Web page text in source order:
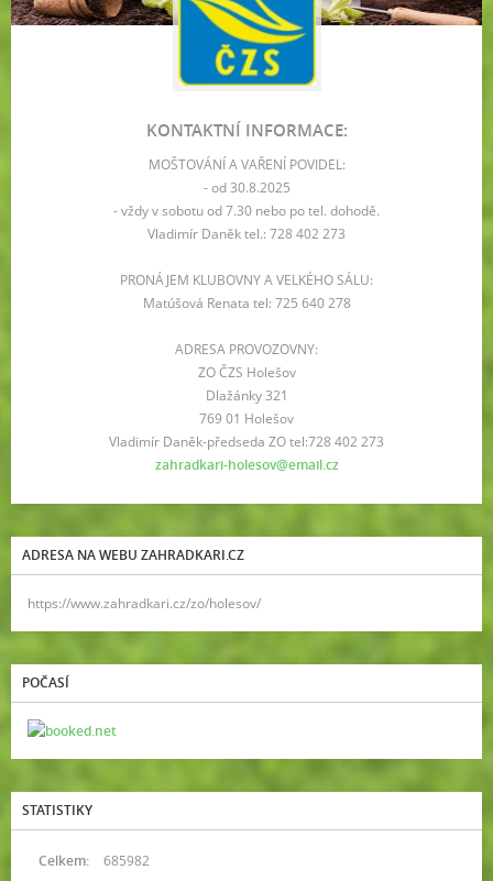
KONTAKTNÍ INFORMACE:
MOŠTOVÁNÍ A VAŘENÍ POVIDEL:
- od 30.8.2025
- vždy v sobotu od 7.30 nebo po tel. dohodě.
Vladimír Daněk tel.: 728 402 273
PRONÁJEM KLUBOVNY A VELKÉHO SÁLU:
Matúšová Renata tel: 725 640 278
ADRESA PROVOZOVNY:
ZO ČZS Holešov
Dlažánky 321
769 01 Holešov
Vladimír Daněk-předseda ZO tel:728 402 273
zahradkari-holesov@email.cz
ADRESA NA WEBU ZAHRADKARI.CZ
https://www.zahradkari.cz/zo/holesov/
POČASÍ
STATISTIKY
Celkem:
685982